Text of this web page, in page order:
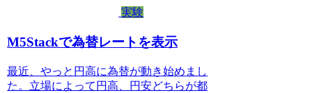
実験
M5Stackで為替レートを表示
最近、やっと円高に為替が動き始めまし
た。立場によって円高、円安どちらが都